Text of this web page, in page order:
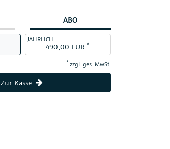
ABO
JÄHRLICH
490,00 EUR *
*zzgl. ges. MwSt.
Zur Kasse